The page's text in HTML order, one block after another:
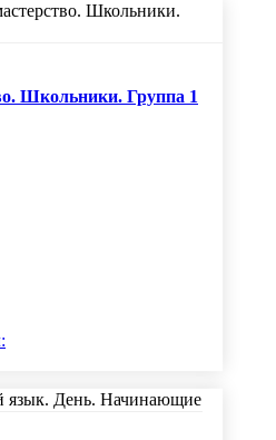
Школьники. Группа 1